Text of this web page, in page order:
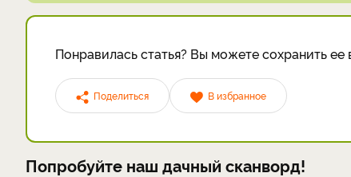
Понравилась статья? Вы можете сохранить
Поделиться В избранное
Попробуйте наш дачный сканворд!